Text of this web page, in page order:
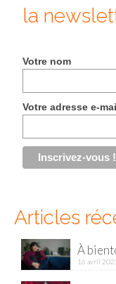
la
Votre nom
Votre adresse e-
Articles
À
16 avril